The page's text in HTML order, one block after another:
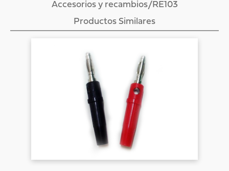
Accesorios y recambios/RE103
Productos Similares